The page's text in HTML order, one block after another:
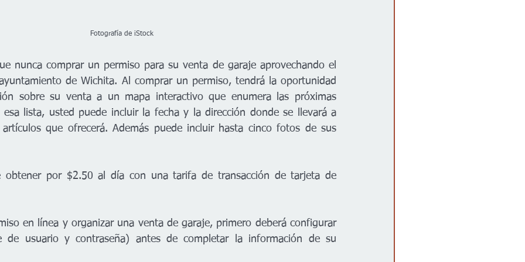
                                                                                Fotografía de iStock
nunca comprar un permiso para su venta de garaje aprovechando el
de Wichita. Al comprar un permiso, tendrá la oportunidad
sobre su venta a un mapa interactivo que enumera las próximas
esa lista, usted puede incluir la fecha y la dirección donde se llevará a
que ofrecerá. Además puede incluir hasta cinco fotos de sus
obtener por $2.50 al día con una tarifa de transacción de tarjeta de
en línea y organizar una venta de garaje, primero deberá configurar
de usuario y contraseña) antes de completar la información de su